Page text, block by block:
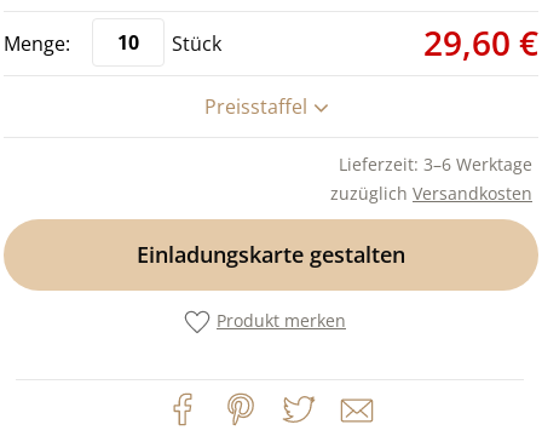
Stück 29,60 €
Preisstaffel
Lieferzeit: 3–6 Werktage
zuzüglich Versandkosten
Einladungskarte gestalten
Produkt merken